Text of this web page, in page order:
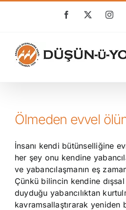
Facebook
X
Ölmeden evvel
İnsanı kendi bütünselliğine
her şey onu kendine
ve yabancılaşmanın eş
Çünkü bilincin kendine
duyduğu yabancılıktan
kavramsallaştırarak yeniden